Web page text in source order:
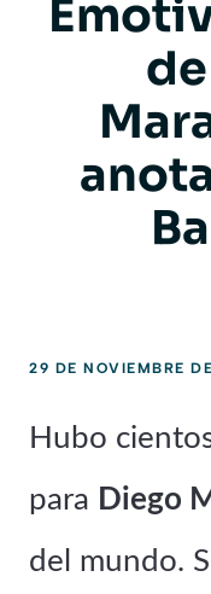
29 DE NOVIEMBRE
Hubo
para Diego
del mundo.